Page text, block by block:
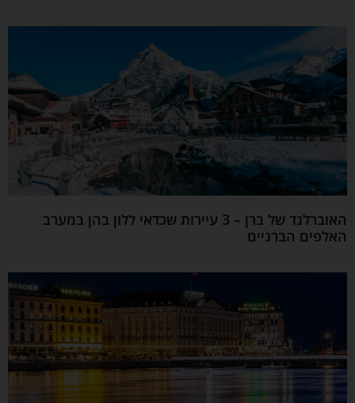
האוברלנד של ברן – 3 עיירות שכדאי ללון בהן במערב
האלפים הברניים